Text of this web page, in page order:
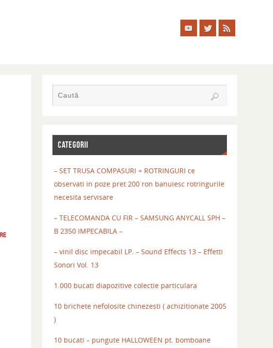
CATEGORII
– SET TRUSA COMPASURI + ROTRINGURI ce
observati in poze pret 200 ron banuiesc rotringurile
necesita servisare
– TELECOMANDA CU FIR – SAMSUNG ANYCALL SPH –
B 2350 IMPECABILA –
– vinil disc impecabil LP. – Sound Effects 13 – Effetti
Sonori Vol. 13
1.000 bucati diapozitive colectie particulara
10 brichete nefolosite chinezesti ( achizitionate 2005
)
10 bucati – pungute HALLOWEEN pt. bomboane